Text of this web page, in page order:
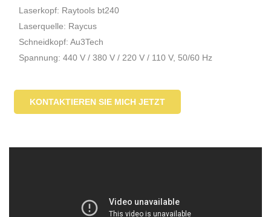
Laserkopf: Raytools bt240
Laserquelle: Raycus
Schneidkopf: Au3Tech
Spannung: 440 V / 380 V / 220 V / 110 V, 50/60 Hz
KONTAKTIEREN SIE MICH JETZT